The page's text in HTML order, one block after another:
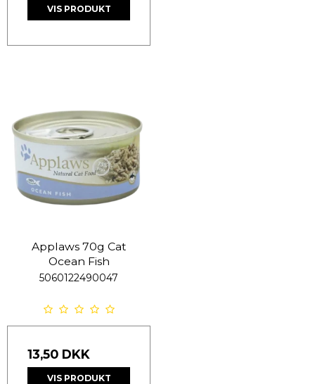
VIS PRODUKT
Applaws 70g Cat
Ocean Fish
5060122490047
13,50 DKK
VIS PRODUKT